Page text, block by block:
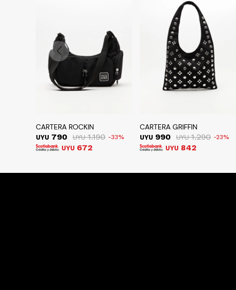
CARTERA ROCKIN
UYU 790 UYU 1.190 33
UYU 672
CARTERA GRIFFIN
UYU 990 UYU 1.290 23
UYU 842